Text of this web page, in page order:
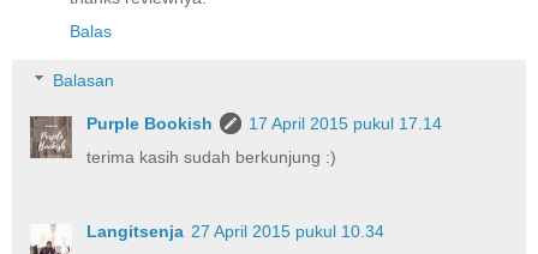
Balas
Balasan
Purple Bookish
17 April 2015 pukul 17.14
terima kasih sudah berkunjung :)
Langitsenja 27 April 2015 pukul 10.34